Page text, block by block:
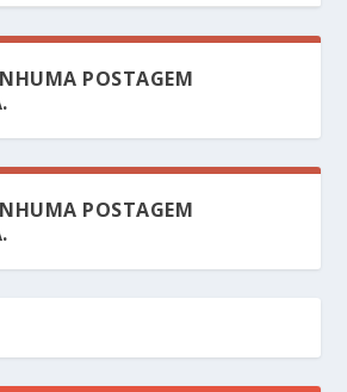
POSTAGEM
POSTAGEM